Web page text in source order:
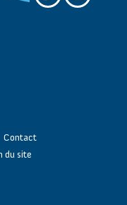
Contact
du site